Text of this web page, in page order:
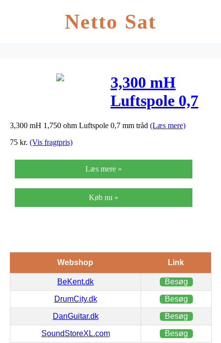
Netto Sat
3,300 mH
Luftspole 0,7
mm
3,300 mH 1,750 ohm Luftspole 0,7 mm tråd (Læs mere)
75 kr. (Vis fragtpris)
Læs mere »
Køb nu »
Webshop Link
BeKent.dk Besøg
DrumCity.dk Besøg
DanGuitar.dk Besøg
SoundStoreXL.com Besøg